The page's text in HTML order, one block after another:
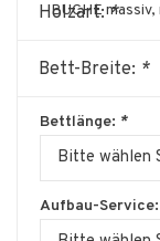
Holzart:*
BUCHE
Bett-Breite: *
Bettlänge: *
Bitte wählen
Aufbau-Service: